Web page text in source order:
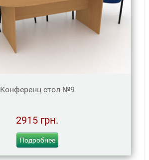
Конференц стол №9
2915 грн.
Подробнее